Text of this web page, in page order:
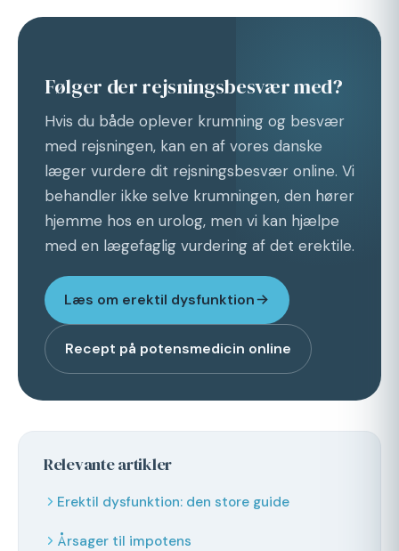
Følger der rejsningsbesvær med?
Hvis du både oplever krumning og besvær
med rejsningen, kan en af vores danske
læger vurdere dit rejsningsbesvær online. Vi
behandler ikke selve krumningen, den hører
hjemme hos en urolog, men vi kan hjælpe
med en lægefaglig vurdering af det erektile.
Læs om erektil dysfunktion
Recept på potensmedicin online
Relevante artikler
Erektil dysfunktion: den store guide
Årsager til impotens